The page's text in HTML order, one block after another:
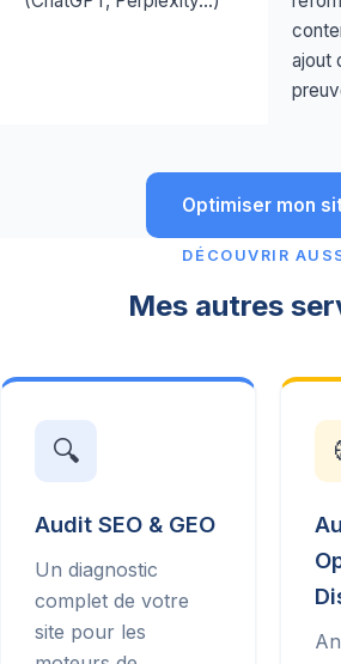
ajout
Optimiser mon
DÉCOUVRIR
Mes autres
🔍
Audit SEO & GEO
Un diagnostic
complet de votre
site pour les